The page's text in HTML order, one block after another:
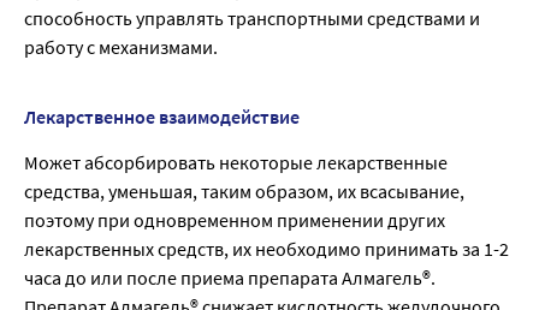
способность управлять транспортными средствами и
работу с механизмами.
Лекарственное взаимодействие
Может абсорбировать некоторые лекарственные
средства, уменьшая, таким образом, их всасывание,
поэтому при одновременном применении других
лекарственных средств, их необходимо принимать за 1-2
часа до или после приема препарата Алмагель®.